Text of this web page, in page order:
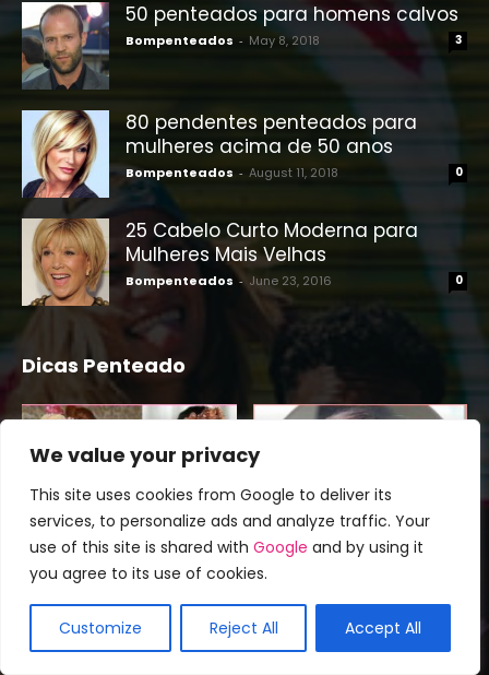
We value your privacy
This site uses cookies from Google to deliver its
services, to personalize ads and analyze traffic. Your
use of this site is shared with Google and by using it
you agree to its use of cookies.
Customize Reject All Accept All
50 penteados para homens calvos
Bompenteados - May 8, 2018 3
80 pendentes penteados para
mulheres acima de 50 anos
Bompenteados - August 11, 2018 0
25 Cabelo Curto Moderna para
Mulheres Mais Velhas
Bompenteados - June 23, 2016 0
Dicas Penteado
50 penteados raspados que
83 populares Bob penteados